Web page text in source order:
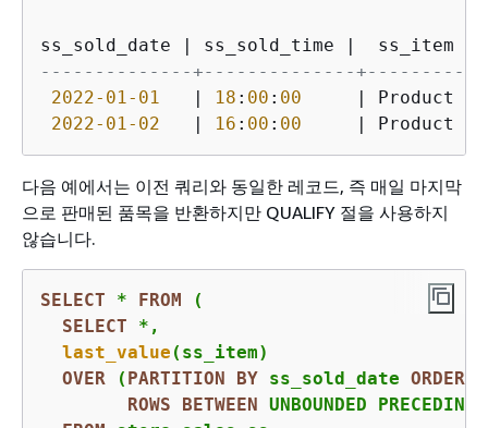
ss_sold_date | ss_sold_time |
  ss_item
--------------+--------------
2022-01-01 | 18 : 00 : 00 | Product
2022-01-02 | 16 : 00 : 00 | Product
다음 예에서는 이전 쿼리와 동일한 레코드, 즉 매일 마지막
으로 판매된 품목을 반환하지만 QUALIFY 절을 사용하지
않습니다.
SELECT * FROM (
SELECT
* ,
last_value (ss_item)
OVER ( PARTITION BY ss_sold_date ORDER
ROWS
BETWEEN UNBOUNDED PRECEDING